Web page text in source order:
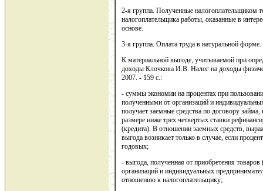
2-я группа. Полученные налогоплательщиком
налогоплательщика работы, оказанные в
основе.
3-я группа. Оплата труда в натуральной форме.
К материальной выгоде, учитываемой при
доходы Клочкова И.В. Налог на доходы
2007. - 159 с.:
- суммы экономии на процентах при
полученными от организаций и
получает заемные средства по договору
размере ниже трех четвертых ставки
(кредита). В отношении заемных средств,
выгода возникает только в случае, если
годовых;
- выгода, полученная от приобретения
организаций и индивидуальных
отношению к налогоплательщику;